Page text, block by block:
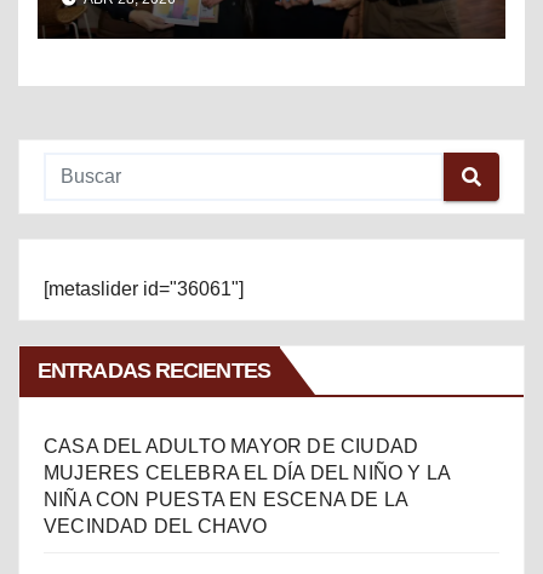
MÉXICO
[metaslider id="36061"]
ENTRADAS RECIENTES
CASA DEL ADULTO MAYOR DE CIUDAD
MUJERES CELEBRA EL DÍA DEL NIÑO Y LA
NIÑA CON PUESTA EN ESCENA DE LA
VECINDAD DEL CHAVO